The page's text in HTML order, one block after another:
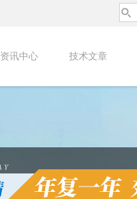
资讯中心 技术文章